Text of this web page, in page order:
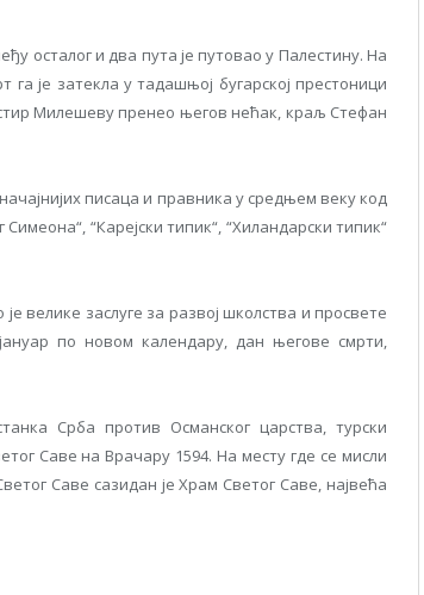
осталог и два пута је путовао у Палестину. На
је затекла у тадашњој бугарској престоници
Милешеву пренео његов нећак, краљ Стефан
писаца и правника у средњем веку код
“Карејски типик“, “Хиландарски типик“
велике заслуге за развој школства и просвете
по новом календару, дан његове смрти,
Срба против Османског царства, турски
Саве на Врачару 1594. На месту где се мисли
Саве сазидан је Храм Светог Саве, највећа